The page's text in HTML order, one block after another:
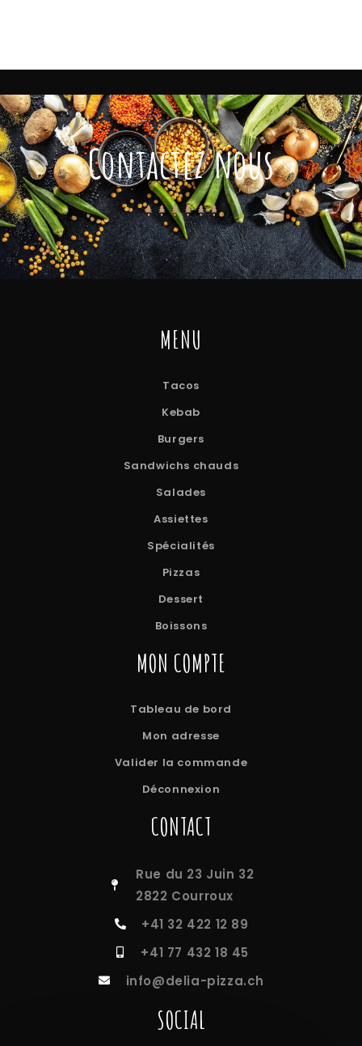
Contactez nous
MENU
Tacos
Kebab
Burgers
Sandwichs chauds
Salades
Assiettes
Spécialités
Pizzas
Dessert
Boissons
MON COMPTE
Tableau de bord
Mon adresse
Valider la commande
Déconnexion
CONTACT
Rue du 23 Juin 32
2822 Courroux
+41 32 422 12 89
+41 77 432 18 45
info@delia-pizza.ch
SOCIAL